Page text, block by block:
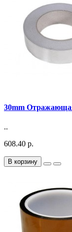
30mm
..
608.40 р.
В корзину